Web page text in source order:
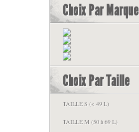
Choix Par Marque
Choix Par Taille
TAILLE S (< 49 L)
TAILLE M (50 à 69 L)